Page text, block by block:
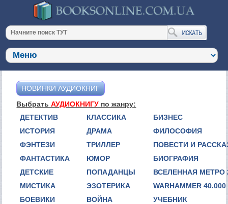
НОВИНКИ АУДИОКНИГ
ВыбратьАУДИОКНИГУ по жанру:
ДЕТЕКТИВ
ИСТОРИЯ
ФЭНТЕЗИ
ФАНТАСТИКА
ДЕТСКИЕ
МИСТИКА
БОЕВИКИ
КЛАССИКА
ДРАМА
ТРИЛЛЕР
ЮМОР
ПОПАДАНЦЫ
ЭЗОТЕРИКА
ВОЙНА
БИЗНЕС
ФИЛОСОФИЯ
ПОВЕСТИ И
БИОГРАФИЯ
ВСЕЛЕННАЯ МЕТРО
WARHAMMER 40.000
УЧЕБНИК